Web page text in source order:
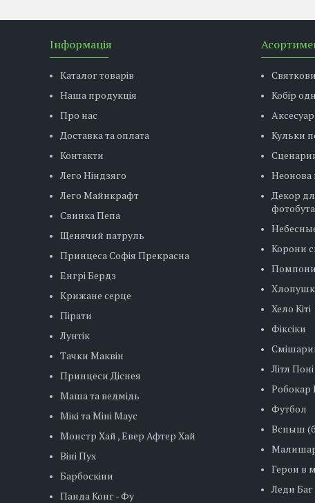
Інформація
Каталог товарів
Наша продукція
Про нас
Доставка та оплата
Контакти
Лего Ніндзяго
Лего Майнкрафт
Свинка Пепа
Щенячий патруль
Принцеса Софія Прекрасна
Енгрі Бердз
Крижане серце
Пірати
Лунтік
Тачки Маквін
Принцеси Діснея
Маша та ведмідь
Мікі та Міні Маус
Монстр Хай , Евер Афтер Хай
Віні Пух
Барбоскіни
Панда Конг - Фу
Кобір
Кульки
Неонова
Декор
Корони
Помпони
Хело Кіті
Фіксіки
Літл Поні
Робокар
Футбол
Вспыш
Герои в
Леди Баг